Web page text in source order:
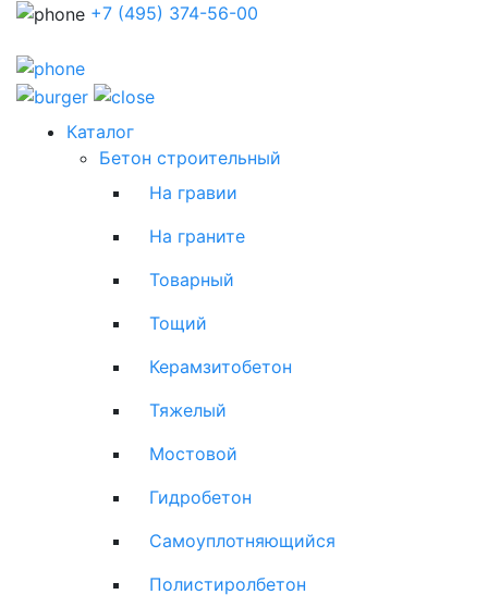
+7 (495) 374-56-00
Каталог
Бетон строительный
На гравии
На граните
Товарный
Тощий
Керамзитобетон
Тяжелый
Мостовой
Гидробетон
Самоуплотняющийся
Полистиролбетон